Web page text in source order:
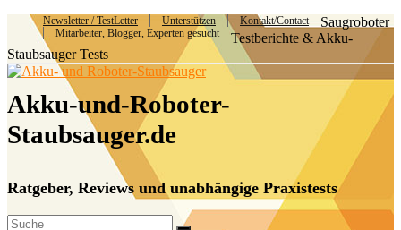
Newsletter / TestLetter Unterstützen
Kontakt/Contact
Mitarbeiter, Blogger, Experten gesucht
Saugroboter
Testberichte & Akku-
Staubsauger Tests
Akku-und-Roboter-
Staubsauger.de
Ratgeber, Reviews und unabhängige Praxistests